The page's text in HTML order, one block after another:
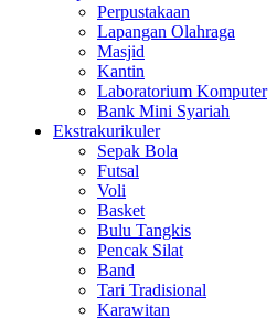
Perpustakaan
Lapangan Olahraga
Masjid
Kantin
Laboratorium Komputer
Bank Mini Syariah
Ekstrakurikuler
Sepak Bola
Futsal
Voli
Basket
Bulu Tangkis
Pencak Silat
Band
Tari Tradisional
Karawitan